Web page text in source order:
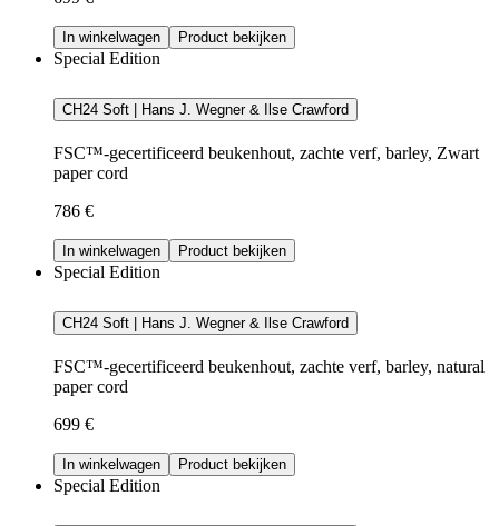
In winkelwagen Product bekijken
Special Edition
CH24 Soft | Hans J. Wegner & Ilse Crawford
FSC™-gecertificeerd beukenhout, zachte verf, barley, Zwart
paper cord
786 €
In winkelwagen Product bekijken
Special Edition
CH24 Soft | Hans J. Wegner & Ilse Crawford
FSC™-gecertificeerd beukenhout, zachte verf, barley, natural
paper cord
699 €
In winkelwagen Product bekijken
Special Edition